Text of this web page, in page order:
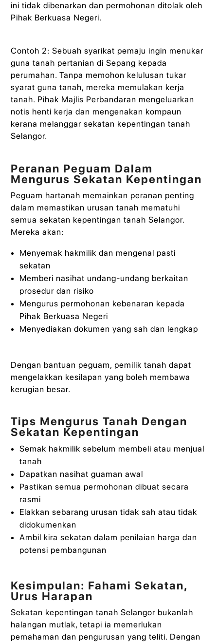
ini tidak dibenarkan dan permohonan ditolak oleh
Pihak Berkuasa Negeri.
Contoh 2: Sebuah syarikat pemaju ingin menukar
guna tanah pertanian di Sepang kepada
perumahan. Tanpa memohon kelulusan tukar
syarat guna tanah, mereka memulakan kerja
tanah. Pihak Majlis Perbandaran mengeluarkan
notis henti kerja dan mengenakan kompaun
kerana melanggar sekatan kepentingan tanah
Selangor.
Peranan Peguam Dalam
Mengurus Sekatan Kepentingan
Peguam hartanah memainkan peranan penting
dalam memastikan urusan tanah mematuhi
semua sekatan kepentingan tanah Selangor.
Mereka akan:
Menyemak hakmilik dan mengenal pasti
sekatan
Memberi nasihat undang-undang berkaitan
prosedur dan risiko
Mengurus permohonan kebenaran kepada
Pihak Berkuasa Negeri
Menyediakan dokumen yang sah dan lengkap
Dengan bantuan peguam, pemilik tanah dapat
mengelakkan kesilapan yang boleh membawa
kerugian besar.
Tips Mengurus Tanah Dengan
Sekatan Kepentingan
Semak hakmilik sebelum membeli atau menjual
tanah
Dapatkan nasihat guaman awal
Pastikan semua permohonan dibuat secara
rasmi
Elakkan sebarang urusan tidak sah atau tidak
didokumenkan
Ambil kira sekatan dalam penilaian harga dan
potensi pembangunan
Kesimpulan: Fahami Sekatan,
Urus Harapan
Sekatan kepentingan tanah Selangor bukanlah
halangan mutlak, tetapi ia memerlukan
pemahaman dan pengurusan yang teliti. Dengan